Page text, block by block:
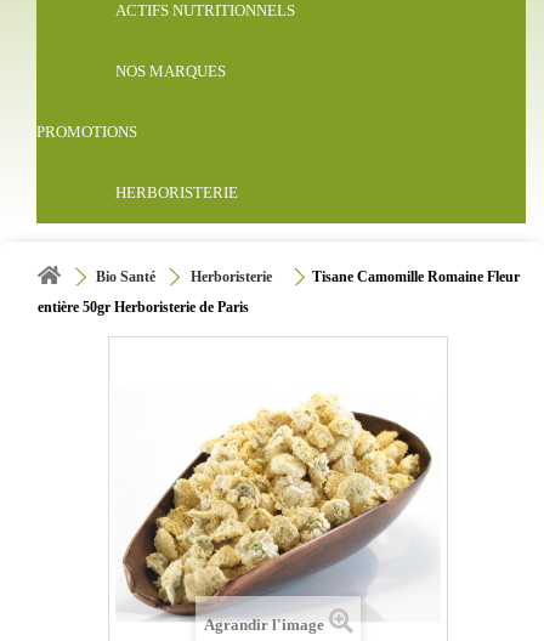
ACTIFS NUTRITIONNELS
NOS MARQUES
PROMOTIONS
HERBORISTERIE
Bio Santé Herboristerie
Tisane Camomille Romaine Fleur
entière 50gr Herboristerie de Paris
Agrandir l'image